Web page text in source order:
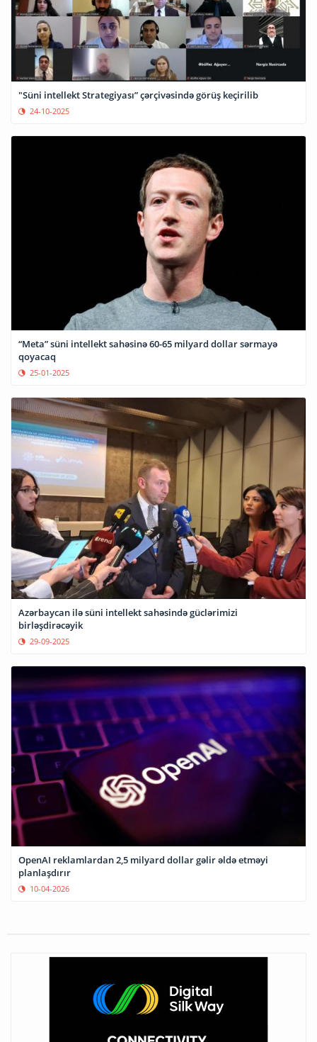
"Süni intellekt Strategiyası” çərçivəsində görüş keçirilib
24-10-2025
“Meta” süni intellekt sahəsinə 60-65 milyard dollar sərmayə
qoyacaq
25-01-2025
Azərbaycan ilə süni intellekt sahəsində güclərimizi
birləşdirəcəyik
29-09-2025
OpenAI reklamlardan 2,5 milyard dollar gəlir əldə etməyi
planlaşdırır
10-04-2026